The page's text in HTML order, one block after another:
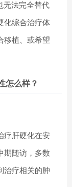
无法完全替代
化综合治疗体
植、或希望
怎么样？
疗肝硬化在安
期随访，多数
治疗相关的肿